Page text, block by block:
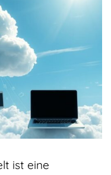
ist eine